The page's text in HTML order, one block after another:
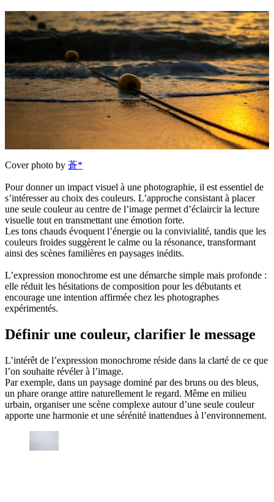
Cover photo by 蒼*
Pour donner un impact visuel à une photographie, il est essentiel de
s’intéresser au choix des couleurs. L’approche consistant à placer
une seule couleur au centre de l’image permet d’éclaircir la lecture
visuelle tout en transmettant une émotion forte.
Les tons chauds évoquent l’énergie ou la convivialité, tandis que les
couleurs froides suggèrent le calme ou la résonance, transformant
ainsi des scènes familières en paysages inédits.
L’expression monochrome est une démarche simple mais profonde :
elle réduit les hésitations de composition pour les débutants et
encourage une intention affirmée chez les photographes
expérimentés.
Définir une couleur, clarifier le message
L’intérêt de l’expression monochrome réside dans la clarté de ce que
l’on souhaite révéler à l’image.
Par exemple, dans un paysage dominé par des bruns ou des bleus,
un phare orange attire naturellement le regard. Même en milieu
urbain, organiser une scène complexe autour d’une seule couleur
apporte une harmonie et une sérénité inattendues à l’environnement.